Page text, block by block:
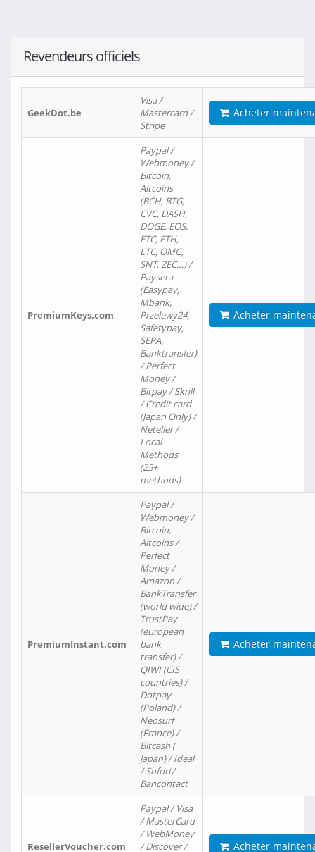
Revendeurs officiels
GeekDot.be
Visa /
Mastercard /
Stripe
Acheter
PremiumKeys.com
Paypal /
Webmoney /
Bitcoin,
Altcoins
(BCH, BTG,
CVC, DASH,
DOGE, EOS,
ETC, ETH,
LTC, OMG,
SNT, ZEC…) /
Paysera
(Easypay,
Mbank,
Przelewy24,
Safetypay,
SEPA,
Banktransfer)
/ Perfect
Money /
Bitpay / Skrill
/ Credit card
(Japan Only) /
Neteller /
Local
Methods
(25+
methods)
Acheter
PremiumInstant.com
Paypal /
Webmoney /
Bitcoin,
Altcoins /
Perfect
Money /
Amazon /
BankTransfer
(world wide) /
TrustPay
(european
bank
transfer) /
QIWI (CIS
countries) /
Dotpay
(Poland) /
Neosurf
(France) /
Bitcash (
Japan) / Ideal
/ Sofort/
Bancontact
Acheter
ResellerVoucher.com
Paypal / Visa
/ MasterCard
/ WebMoney
/ Discover /
Acheter